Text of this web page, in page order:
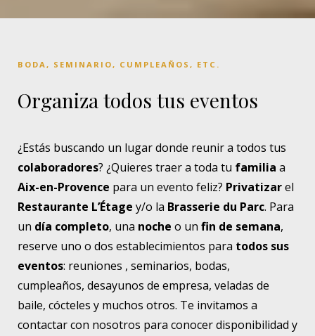
BODA, SEMINARIO, CUMPLEAÑOS, ETC.
Organiza todos tus eventos
¿Estás buscando un lugar donde reunir a todos tus
colaboradores? ¿Quieres traer a toda tu familia a
Aix-en-Provence para un evento feliz? Privatizarel
Restaurante L’Étage y/o la Brasserie du Parc. Para
un día completo, una noche o un fin de semana,
reserve uno o dos establecimientos para todos sus
eventos: reuniones , seminarios, bodas,
cumpleaños, desayunos de empresa, veladas de
baile, cócteles y muchos otros. Te invitamos a
contactar con nosotros para conocer disponibilidad y